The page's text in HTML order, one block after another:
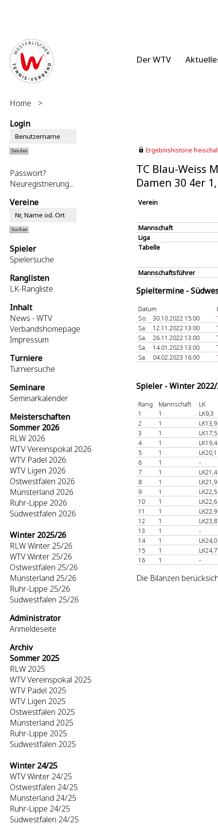
Der WTV
Home
>
Login
Passwort?
Neuregistrierung...
Vereine
Spieler
Spielersuche
Ranglisten
LK-Rangliste
Inhalt
News - WTV
Verbandshomepage
Impressum
Turniere
Turniersuche
Seminare
Seminarkalender
Meisterschaften
Sommer 2026
RLW 2026
WTV Vereinspokal 2026
WTV Padel 2026
WTV Ligen 2026
Ostwestfalen 2026
Münsterland 2026
Ruhr-Lippe 2026
Südwestfalen 2026
Winter 2025/26
RLW Winter 25/26
WTV Winter 25/26
Ostwestfalen 25/26
Münsterland 25/26
Ruhr-Lippe 25/26
Südwestfalen 25/26
Administrator
Anmeldeseite
Archiv
Sommer 2025
RLW 2025
WTV Vereinspokal 2025
WTV Padel 2025
WTV Ligen 2025
Ostwestfalen 2025
Münsterland 2025
Ruhr-Lippe 2025
Südwestfalen 2025
Winter 24/25
WTV Winter 24/25
Ostwestfalen 24/25
Münsterland 24/25
Ruhr-Lippe 24/25
Südwestfalen 24/25
Ergebnishistorie
TC Blau-Weiss
Damen 30 4er
Verein
Mannschaft
Liga
Tabelle
Mannschaftsführer
Spieltermine -
Datum
So.
30.10.2022 15:00
Sa.
12.11.2022 13:00
Sa.
26.11.2022 13:00
Sa.
14.01.2023 13:00
Sa.
04.02.2023 16:00
Spieler - Winter
Rang Mannschaft
LK
1
1
LK9,3
2
1
LK13,9
3
1
LK17,5
4
1
LK19,4
5
1
LK20,1
6
1
-
7
1
LK21,4
8
1
LK21,9
9
1
LK22,5
10
1
LK22,6
11
1
LK22,9
12
1
LK23,8
13
1
-
14
1
LK24,0
15
1
LK24,7
16
1 -
Die Bilanzen